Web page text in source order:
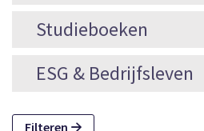
Studieboeken
ESG & Bedrijfsleven
Filteren